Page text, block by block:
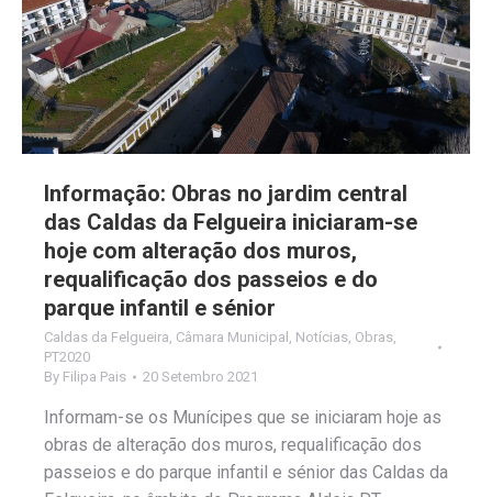
Informação: Obras no jardim central
das Caldas da Felgueira iniciaram-se
hoje com alteração dos muros,
requalificação dos passeios e do
parque infantil e sénior
Caldas da Felgueira, Câmara Municipal , Notícias, Obras,
PT2020
By Filipa Pais 20 Setembro 2021
Informam-se os Munícipes que se iniciaram hoje as
obras de alteração dos muros, requalificação dos
passeios e do parque infantil e sénior das Caldas da